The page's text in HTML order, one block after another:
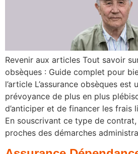
Revenir aux articles Tout savoir
obsèques : Guide complet pour
l’article L’assurance obsèques est
prévoyance de plus en plus
d’anticiper et de financer les frais
En souscrivant ce type de
proches des démarches